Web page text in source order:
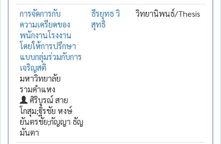
การจัดการกับ
ความเครียดของ
พนักงานโรงงาน
โดยให้การปรึกษา
แบบกลุ่มร่วมกับการ
เจริญสติ
มหาวิทยาลัย
รามคำแหง
ศิริบูรณ์ สาย
โกสุม;ฐิรชัย หงษ์
ยันตรชัย;กัญญา ธัญ
มันตา
ธีรยุทธ วิ
สุทธิ
วิทยานิพนธ์/Thesis